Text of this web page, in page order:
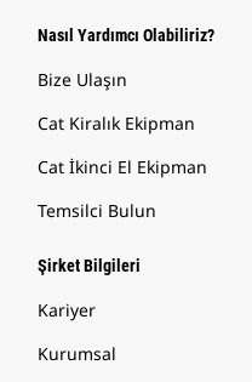
Nasıl Yardımcı Olabiliriz?
Bize Ulaşın
Cat Kiralık Ekipman
Cat İkinci El Ekipman
Temsilci Bulun
Şirket Bilgileri
Kariyer
Kurumsal